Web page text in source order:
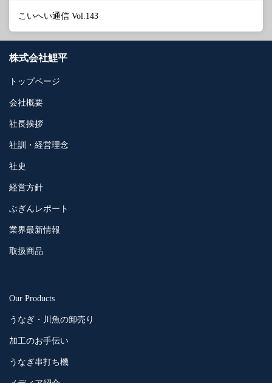
こいへい通信 Vol.143
株式会社鯉平
トップページ
会社概要
社長挨拶
社訓・経営理念
社史
経営方針
ぶぎんレポート
業界最新情報
取扱商品
Our Products
うなぎ・川魚の卸売り
加工のお手伝い
うなぎ串打ち機